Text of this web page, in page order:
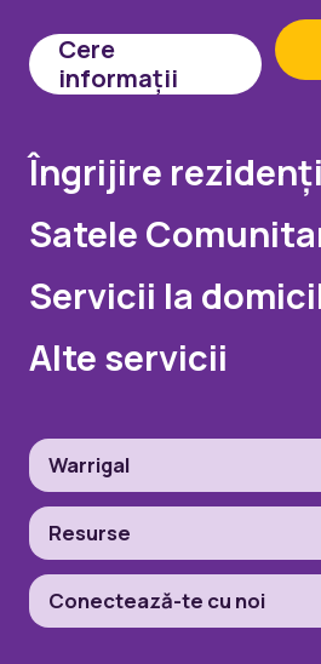
Cere
informații
Îngrijire
Satele
Servicii la
Alte servicii
Warrigal
Resurse
Conectează-te cu noi